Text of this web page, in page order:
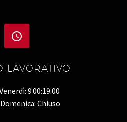


LAVORATIVO
9.00:19.00
Chiuso